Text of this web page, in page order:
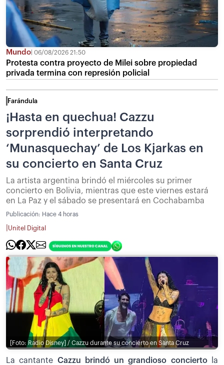
Mundo 06/08/2026 21:50
Protesta contra proyecto de Milei sobre propiedad
privada termina con represión policial
Farándula
¡Hasta en quechua! Cazzu
sorprendió interpretando
‘Munasquechay’ de Los Kjarkas en
su concierto en Santa Cruz
La artista argentina brindó el miércoles su primer
concierto en Bolivia, mientras que este viernes estará
en La Paz y el sábado se presentará en Cochabamba
Publicación: Hace 4 horas
Unitel Digital
[Foto: Radio Disney] / Cazzu durante su concierto en Santa Cruz
La cantante Cazzu brindó un grandioso conciertola